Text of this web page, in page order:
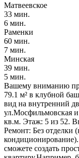
Матвеевское
33 мин.
6 мин.
Раменки
60 мин.
7 мин.
Минская
39 мин.
5 мин.
Вашему вниманию
79.1 м² в клубной
вид на внутренний
ул.Мосфильмовская
кв.м. Этаж: 5 из 52.
Ремонт: Без отделки
сможете создать